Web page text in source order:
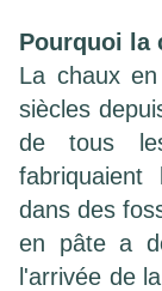
Pourquoi la
La chaux
siècles
de tous
dans des
en pâte a
l'arrivée de